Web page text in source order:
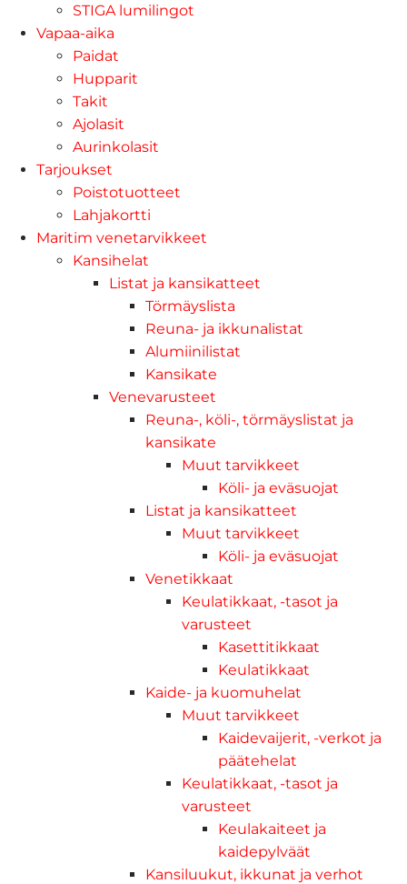
STIGA lumilingot
Vapaa-aika
Paidat
Hupparit
Takit
Ajolasit
Aurinkolasit
Tarjoukset
Poistotuotteet
Lahjakortti
Maritim venetarvikkeet
Kansihelat
Listat ja kansikatteet
Törmäyslista
Reuna- ja ikkunalistat
Alumiinilistat
Kansikate
Venevarusteet
Reuna-, köli-, törmäyslistat ja
kansikate
Muut tarvikkeet
Köli- ja eväsuojat
Listat ja kansikatteet
Muut tarvikkeet
Köli- ja eväsuojat
Venetikkaat
Keulatikkaat, -tasot ja
varusteet
Kasettitikkaat
Keulatikkaat
Kaide- ja kuomuhelat
Muut tarvikkeet
Kaidevaijerit, -verkot ja
päätehelat
Keulatikkaat, -tasot ja
varusteet
Keulakaiteet ja
kaidepylväät
Kansiluukut, ikkunat ja verhot